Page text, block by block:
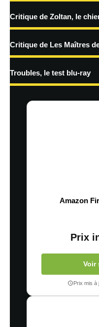
Critique de Zoltan, le
Critique de Les Maîtres
Troubles, le test blu-ray
Amazon
Prix
Voir
Prix mis à